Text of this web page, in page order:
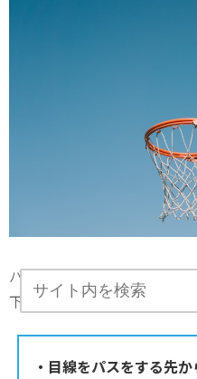
バウンズパスを相手にカッ
下のポイントを意識しましょ
・目線をパスをする先